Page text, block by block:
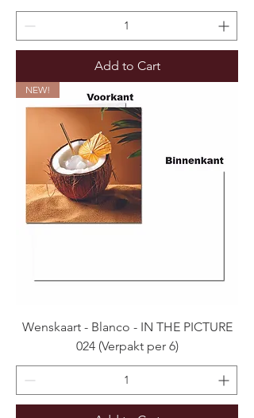
Add to Cart
NEW!
Wenskaart - Blanco - IN THE PICTURE
024 (Verpakt per 6)